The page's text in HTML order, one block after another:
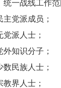
战线工作范
党派成员；
派人士；
知识分子；
民族人士；
界人士；